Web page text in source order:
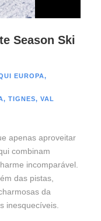
Season Ski
EUROPA,
, TIGNES, VAL
apenas aproveitar
combinam
incomparável.
das pistas,
da
inesquecíveis.